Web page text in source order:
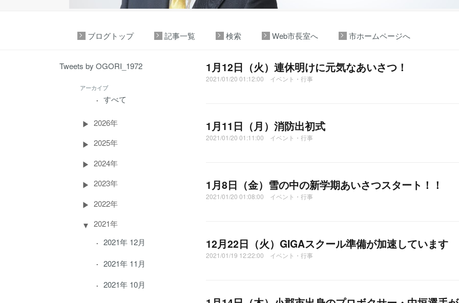
ブログトップ 記事一覧 検索 Web市長室へ 市ホームページへ
Tweets by OGORI_1972
アーカイブ
すべて
2026年
2025年
2024年
2023年
2022年
2021年
2021年 12月
2021年 11月
2021年 10月
1月12日（火）連休明けに元気なあいさつ！
2021/01/20 01:12:00 イベント・行事
1月11日（月）消防出初式
2021/01/20 01:11:00 イベント・行事
1月8日（金）雪の中の新学期あいさつスタート！！
2021/01/20 01:08:00 イベント・行事
12月22日（火）GIGAスクール準備が加速しています
2021/01/19 12:22:00 イベント・行事